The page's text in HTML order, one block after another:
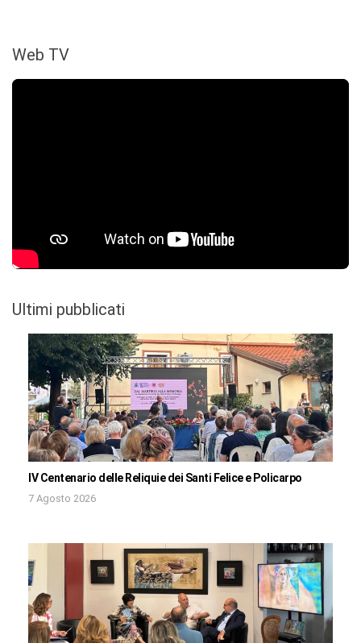
Web TV
Ultimi pubblicati
IV Centenario delle Reliquie dei Santi Felice e Policarpo
7 Agosto 2026